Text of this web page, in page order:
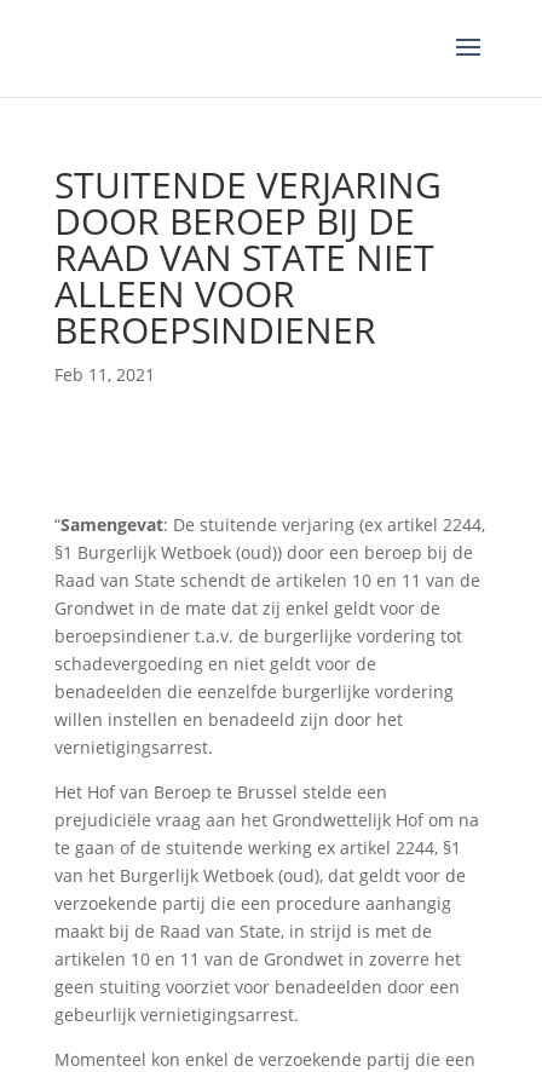
STUITENDE VERJARING
DOOR BEROEP BIJ DE
RAAD VAN STATE NIET
ALLEEN VOOR
BEROEPSINDIENER
Feb 11, 2021
“Samengevat: De stuitende verjaring (ex artikel 2244,
§1 Burgerlijk Wetboek (oud)) door een beroep bij de
Raad van State schendt de artikelen 10 en 11 van de
Grondwet in de mate dat zij enkel geldt voor de
beroepsindiener t.a.v. de burgerlijke vordering tot
schadevergoeding en niet geldt voor de
benadeelden die eenzelfde burgerlijke vordering
willen instellen en benadeeld zijn door het
vernietigingsarrest.
Het Hof van Beroep te Brussel stelde een
prejudiciële vraag aan het Grondwettelijk Hof om na
te gaan of de stuitende werking ex artikel 2244, §1
van het Burgerlijk Wetboek (oud), dat geldt voor de
verzoekende partij die een procedure aanhangig
maakt bij de Raad van State, in strijd is met de
artikelen 10 en 11 van de Grondwet in zoverre het
geen stuiting voorziet voor benadeelden door een
gebeurlijk vernietigingsarrest.
Momenteel kon enkel de verzoekende partij die een